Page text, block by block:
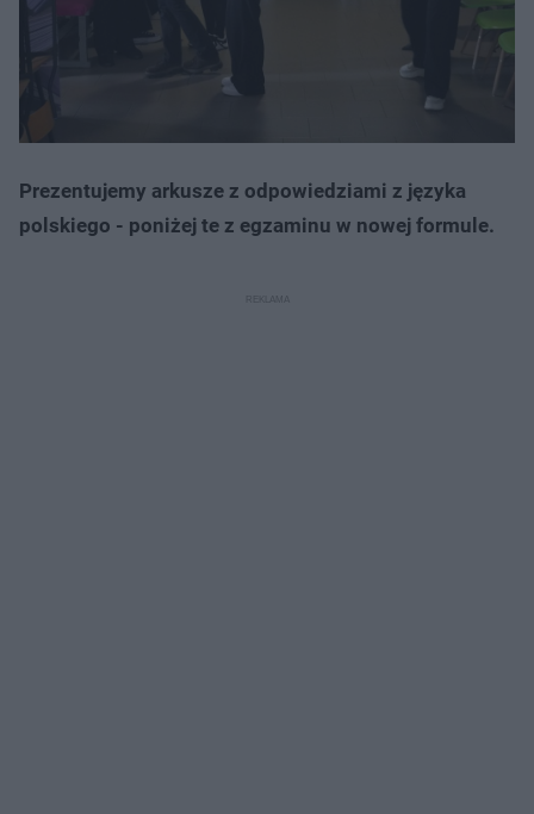
Prezentujemy arkusze z odpowiedziami z języka
polskiego - poniżej te z egzaminu w nowej formule.